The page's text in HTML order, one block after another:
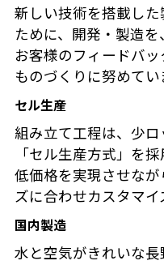
新しい技術を搭載し
ために、開発・製造を
お客様のフィードバ
ものづくりに努めてい
セル生産
組み立て工程は、少
「セル生産方式」を採
低価格を実現させな
ズに合わせカスタマイ
国内製造
水と空気がきれいな